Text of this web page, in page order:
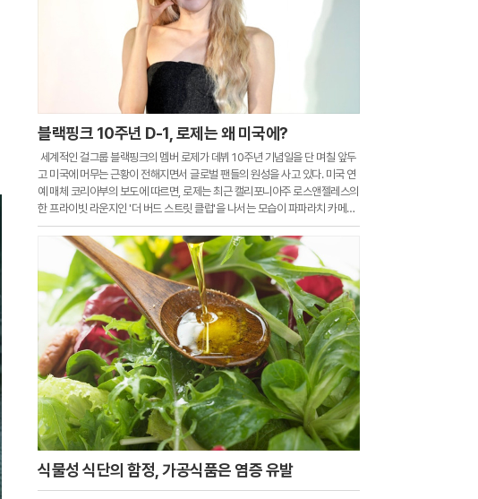
블랙핑크 10주년 D-1, 로제는 왜 미국에?
세계적인 걸그룹 블랙핑크의 멤버 로제가 데뷔 10주년 기념일을 단 며칠 앞두
고 미국에 머무는 근황이 전해지면서 글로벌 팬들의 원성을 사고 있다. 미국 연
예 매체 코리아부의 보도에 따르면, 로제는 최근 캘리포니아주 로스앤젤레스의
한 프라이빗 라운지인 '더 버드 스트릿 클럽'을 나서는 모습이 파파라치 카메라
에 포착
식물성 식단의 함정, 가공식품은 염증 유발